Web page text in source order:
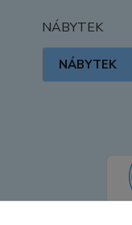
NÁBYTEK
NÁBYTEK